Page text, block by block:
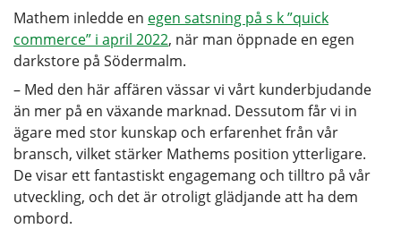
Mathem inledde en egen satsning på s k ”quick
commerce” i april 2022, när man öppnade en egen
darkstore på Södermalm.
– Med den här affären vässar vi vårt kunderbjudande
än mer på en växande marknad. Dessutom får vi in
ägare med stor kunskap och erfarenhet från vår
bransch, vilket stärker Mathems position ytterligare.
De visar ett fantastiskt engagemang och tilltro på vår
utveckling, och det är otroligt glädjande att ha dem
ombord.